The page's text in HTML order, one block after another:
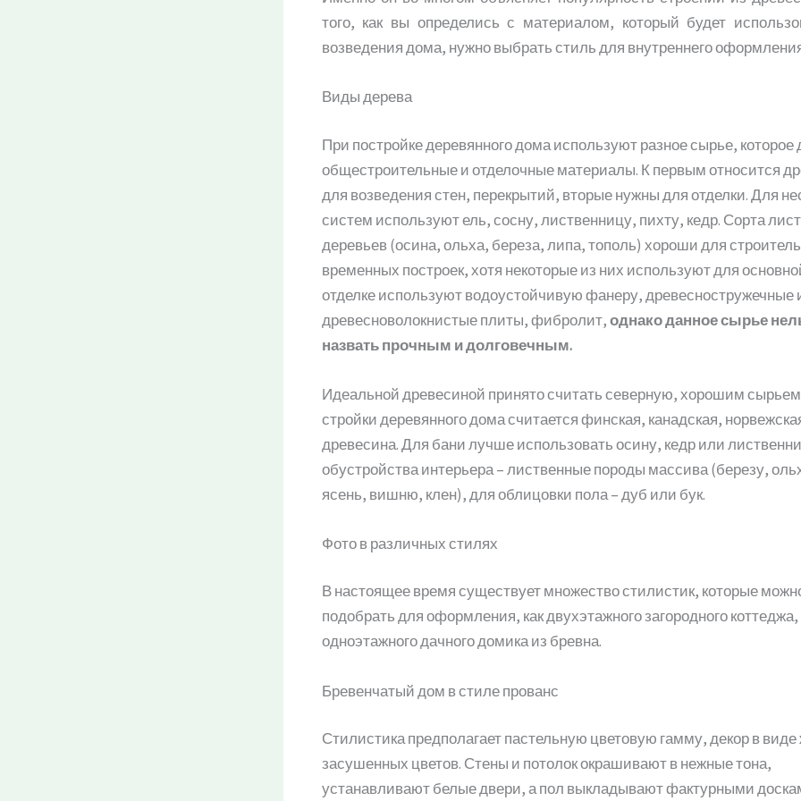
того, как вы определись с материалом, который будет
возведения дома, нужно выбрать стиль для внутреннего
Виды дерева
При постройке деревянного дома используют разное сырье, которое
общестроительные и отделочные материалы. К первым относится
для возведения стен, перекрытий, вторые нужны для отделки. Для
систем используют ель, сосну, лиственницу, пихту, кедр. Сорта
деревьев (осина, ольха, береза, липа, тополь) хороши для
временных построек, хотя некоторые из них используют для
отделке используют водоустойчивую фанеру, древесностружечные
древесноволокнистые плиты, фибролит,однако данное сырье
назвать прочным и долговечным.
Идеальной древесиной принято считать северную, хорошим
стройки деревянного дома считается финская, канадская,
древесина. Для бани лучше использовать осину, кедр или
обустройства интерьера – лиственные породы массива (березу,
ясень, вишню, клен), для облицовки пола – дуб или бук.
Фото в различных стилях
В настоящее время существует множество стилистик, которые
подобрать для оформления, как двухэтажного загородного коттеджа,
одноэтажного дачного домика из бревна.
Бревенчатый дом в стиле прованс
Стилистика предполагает пастельную цветовую гамму, декор в
засушенных цветов. Стены и потолок окрашивают в нежные тона,
устанавливают белые двери, а пол выкладывают фактурными